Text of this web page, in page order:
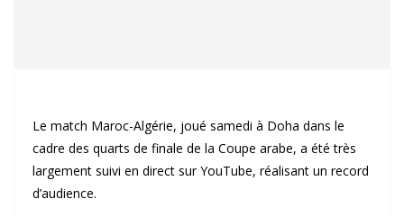
Le match Maroc-Algérie, joué samedi à Doha dans le
cadre des quarts de finale de la Coupe arabe, a été très
largement suivi en direct sur YouTube, réalisant un record
d’audience.